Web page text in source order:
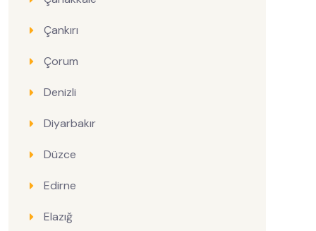
Çankırı
Çorum
Denizli
Diyarbakır
Düzce
Edirne
Elazığ